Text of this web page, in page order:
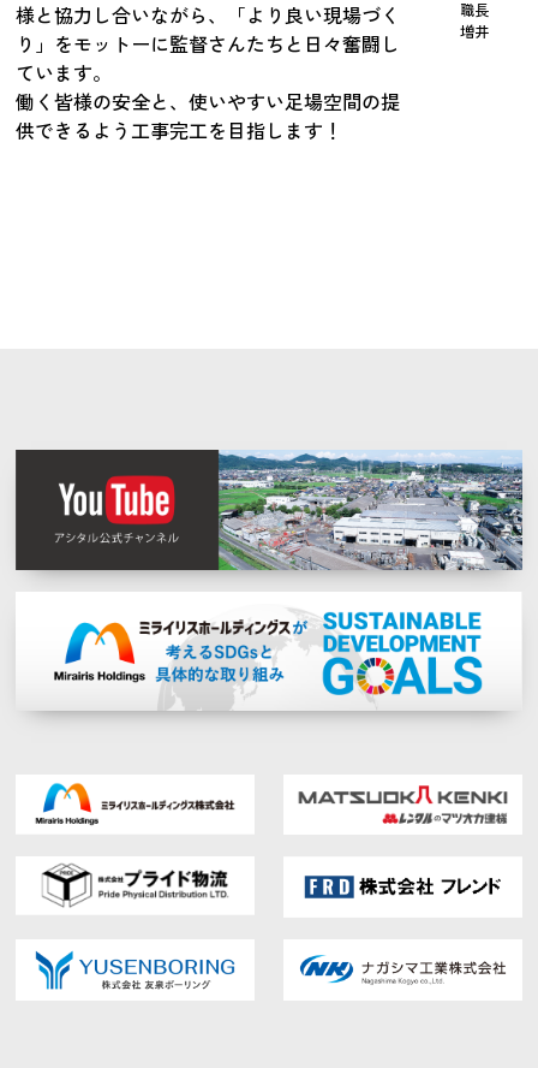
職長
増井
様と協力し合いながら、「より良い現場づく
り」をモットーに監督さんたちと日々奮闘し
ています。
働く皆様の安全と、使いやすい足場空間の提
供できるよう工事完工を目指します！